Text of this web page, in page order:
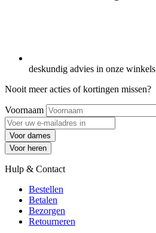
deskundig advies in onze winkels
Nooit meer acties of kortingen missen?
Voornaam
Voor dames
Voor heren
Hulp & Contact
Bestellen
Betalen
Bezorgen
Retourneren